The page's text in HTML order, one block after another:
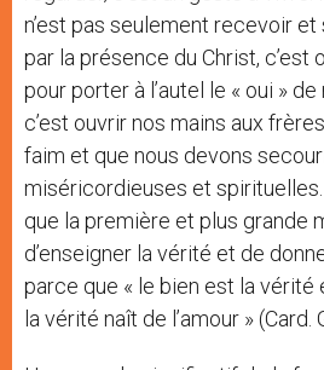
n’est pas seulement recevoir
par la présence du Christ,
pour porter à l’autel le « oui »
c’est ouvrir nos mains aux
faim et que nous devons
miséricordieuses et spirituelles.
que la première et plus grande
d’enseigner la vérité et de
parce que « le bien est la vérité
la vérité naît de l’amour » (Card.